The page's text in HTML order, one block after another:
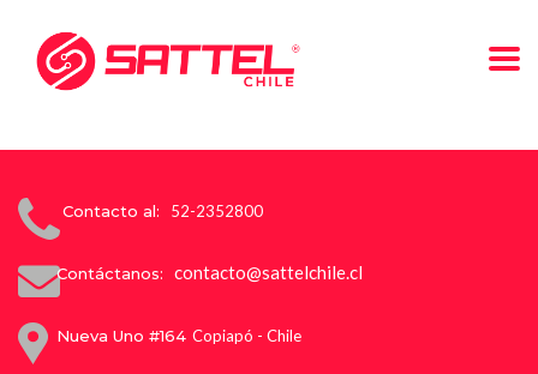
Contacto al: 52-2352800
Contáctanos: contacto@sattelchile.cl
Nueva Uno #164 Copiapó - Chile